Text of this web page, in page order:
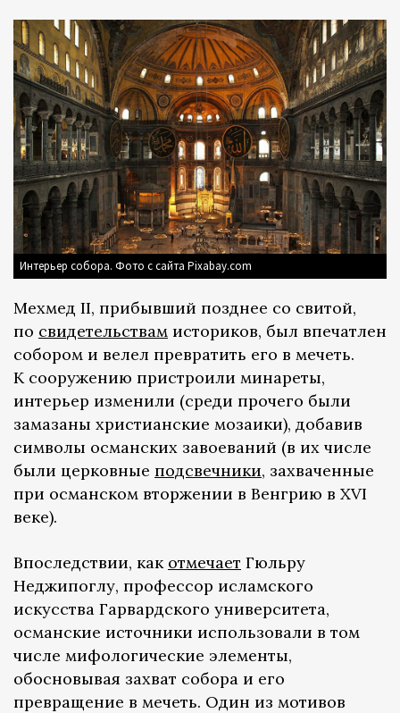
Интерьер собора. Фото с сайта Pixabay.com
Мехмед II, прибывший позднее со свитой,
по свидетельствам историков, был впечатлен
собором и велел превратить его в мечеть.
К сооружению пристроили минареты,
интерьер изменили (среди прочего были
замазаны христианские мозаики), добавив
символы османских завоеваний (в их числе
были церковные подсвечники, захваченные
при османском вторжении в Венгрию в XVI
веке).
Впоследствии, как отмечает Гюльру
Неджипоглу, профессор исламского
искусства Гарвардского университета,
османские источники использовали в том
числе мифологические элементы,
обосновывая захват собора и его
превращение в мечеть. Один из мотивов